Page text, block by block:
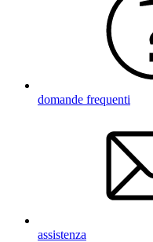
domande frequenti
assistenza